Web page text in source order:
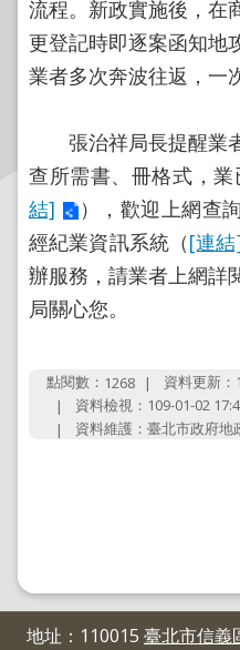
紹
業
主
題
專
區
網
站
流程。新政實施後，在
更登記時即逐案函知地
業者多次奔波往返，一
張治祥局長提醒業
查所需書、冊格式，
結]
），歡迎上網查
經紀業資訊系統（[連
辦服務，請業者上網詳
局關心您。
點閱數： 1268
資料更新：
資料檢視：109-01-02
資料維護：臺北市政府地
地址：110015 臺北市信義